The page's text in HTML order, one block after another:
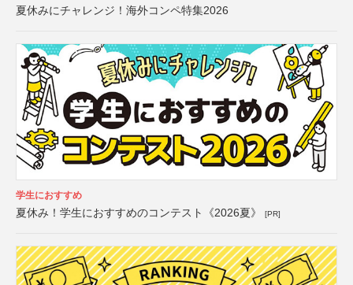
夏休みにチャレンジ！海外コンペ特集2026
学生におすすめ
夏休み！学生におすすめのコンテスト《2026夏》 [PR]